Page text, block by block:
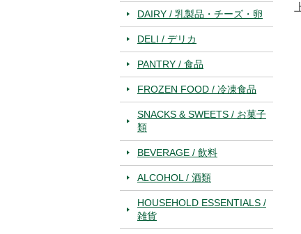
DAIRY / 乳製品・チーズ・卵
DELI / デリカ
PANTRY / 食品
FROZEN FOOD / 冷凍食品
SNACKS & SWEETS / お菓子
類
BEVERAGE / 飲料
ALCOHOL / 酒類
HOUSEHOLD ESSENTIALS /
雑貨